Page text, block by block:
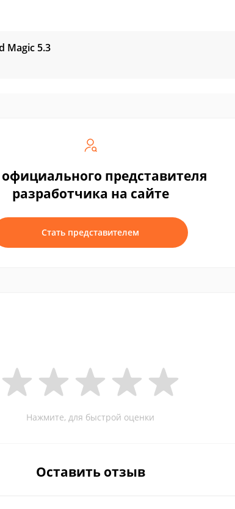
Magic 5.3
представителя
разработчика на сайте
Стать представителем
Нажмите, для быстрой оценки
Оставить отзыв